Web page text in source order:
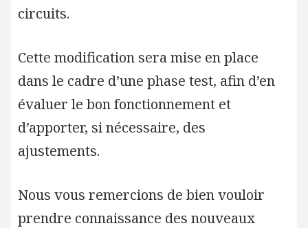
circuits.
Cette modification sera mise en place
dans le cadre d’une phase test, afin d’en
évaluer le bon fonctionnement et
d’apporter, si nécessaire, des
ajustements.
Nous vous remercions de bien vouloir
prendre connaissance des nouveaux